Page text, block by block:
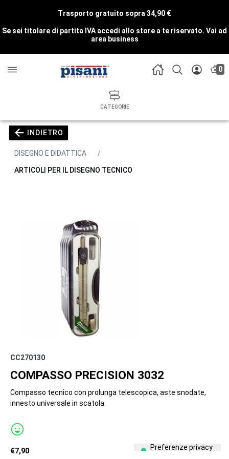
Trasporto gratuito sopra 34,90 €
Se sei titolare di partita IVA accedi allo store a te riservato. Vai ad
area business
0
CATEGORIE
INDIETRO
DISEGNO E DIDATTICA
ARTICOLI PER IL DISEGNO TECNICO
CC270130
COMPASSO PRECISION 3032
Compasso tecnico con prolunga telescopica, aste snodate,
innesto universale in scatola.
€7,90